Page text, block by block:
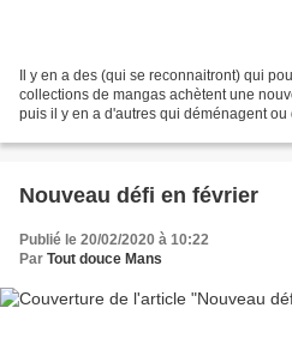
Il y en a des (qui se reconnaitront) qui
collections de mangas achètent une
puis il y en a d'autres qui déménagent
Nouveau défi en février
Publié le 20/02/2020 à 10:22
Par Tout douce Mans